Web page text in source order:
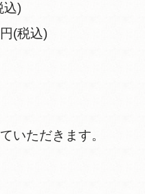
込)
(税込)
いただきます。